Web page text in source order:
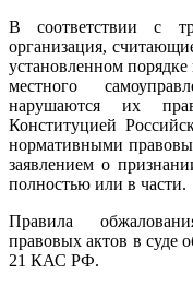
В соответствии с
организация,
установленном
местного
нарушаются их
Конституцией
нормативными
заявлением о
полностью или в части.
Правила
правовых актов в суде
21 КАС РФ.